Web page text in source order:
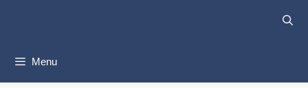
Menu